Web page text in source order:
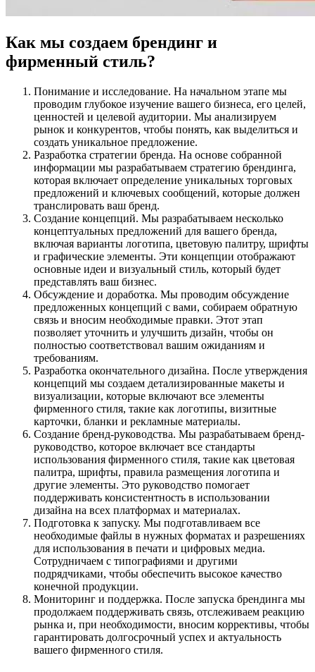
Как мы создаем брендинг и
фирменный стиль?
Понимание и исследование. На начальном этапе мы
проводим глубокое изучение вашего бизнеса, его целей,
ценностей и целевой аудитории. Мы анализируем
рынок и конкурентов, чтобы понять, как выделиться и
создать уникальное предложение.
Разработка стратегии бренда. На основе собранной
информации мы разрабатываем стратегию брендинга,
которая включает определение уникальных торговых
предложений и ключевых сообщений, которые должен
транслировать ваш бренд.
Создание концепций. Мы разрабатываем несколько
концептуальных предложений для вашего бренда,
включая варианты логотипа, цветовую палитру, шрифты
и графические элементы. Эти концепции отображают
основные идеи и визуальный стиль, который будет
представлять ваш бизнес.
Обсуждение и доработка. Мы проводим обсуждение
предложенных концепций с вами, собираем обратную
связь и вносим необходимые правки. Этот этап
позволяет уточнить и улучшить дизайн, чтобы он
полностью соответствовал вашим ожиданиям и
требованиям.
Разработка окончательного дизайна. После утверждения
концепций мы создаем детализированные макеты и
визуализации, которые включают все элементы
фирменного стиля, такие как логотипы, визитные
карточки, бланки и рекламные материалы.
Создание бренд-руководства. Мы разрабатываем бренд-
руководство, которое включает все стандарты
использования фирменного стиля, такие как цветовая
палитра, шрифты, правила размещения логотипа и
другие элементы. Это руководство помогает
поддерживать консистентность в использовании
дизайна на всех платформах и материалах.
Подготовка к запуску. Мы подготавливаем все
необходимые файлы в нужных форматах и разрешениях
для использования в печати и цифровых медиа.
Сотрудничаем с типографиями и другими
подрядчиками, чтобы обеспечить высокое качество
конечной продукции.
Мониторинг и поддержка. После запуска брендинга мы
продолжаем поддерживать связь, отслеживаем реакцию
рынка и, при необходимости, вносим коррективы, чтобы
гарантировать долгосрочный успех и актуальность
вашего фирменного стиля.